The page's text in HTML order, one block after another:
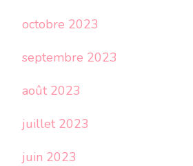
octobre 2023
septembre 2023
août 2023
juillet 2023
juin 2023